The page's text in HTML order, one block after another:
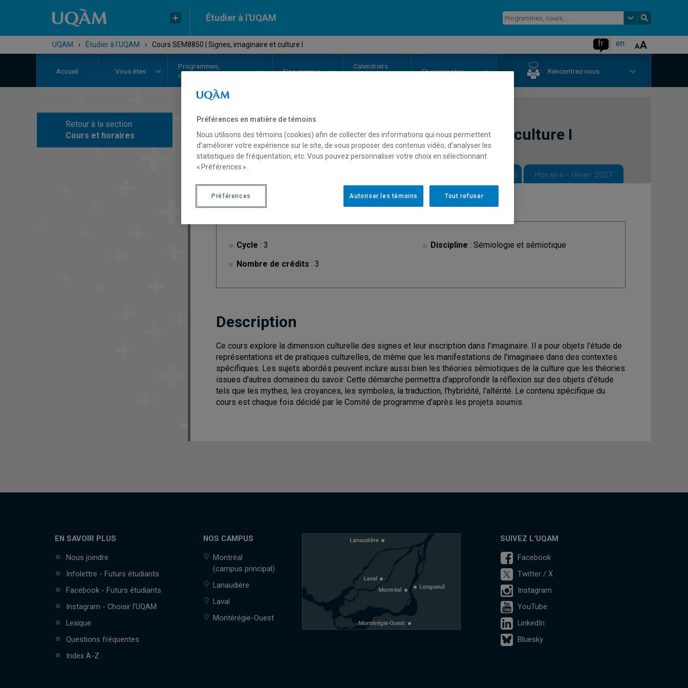
Étudier à l'UQAM
UQAM › Étudier à l'UQAM › Cours SEM8850 | Signes, imaginaire et culture I fr en
Accueil Vous êtes
Programmes,
cours et admission
Noscampus
Calendriers
En savoir plus Rencontrez-nous
Retour à la section
Cours et horaires
COURS// SEM8850-Signes, imaginaire et culture I
Horaire - Automne 2026 Horaire - Hiver 2027
Cycle : 3
Nombre de crédits : 3
Discipline : Sémiologie et sémiotique
Description
Ce cours explore la dimension culturelle des signes et leur inscription dans l'imaginaire. Il a pour objets l'étude de
représentations et de pratiques culturelles, de même que les manifestations de l'imaginaire dans des contextes
spécifiques. Les sujets abordés peuvent inclure aussi bien les théories sémiotiques de la culture que les théories
issues d'autres domaines du savoir. Cette démarche permettra d'approfondir la réflexion sur des objets d'étude
tels que les mythes, les croyances, les symboles, la traduction, l'hybridité, l'altérité. Le contenu spécifique du
cours est chaque fois décidé par le Comité de programme d'après les projets soumis.
EN SAVOIR PLUS
Nous joindre
Infolettre - Futurs étudiants
Facebook - Futurs étudiants
Instagram - Choisir l'UQAM
Lexique
Questions fréquentes
Index A-Z
NOS CAMPUS
Montréal
(campus principal)
Lanaudière
Laval
Montérégie-Ouest
SUIVEZ L'UQAM
Facebook
Twitter / X
Instagram
YouTube
LinkedIn
Bluesky
Préférences en matière de témoins
Nous utilisons des témoins (cookies) afin de collecter des informations qui nous permettent
d’améliorer votre expérience sur le site, de vous proposer des contenus vidéo, d’analyser les
statistiques de fréquentation, etc. Vous pouvez personnaliser votre choix en sélectionnant
« Préférences ».
Tout refuser
Autoriser les témoins
Préférences